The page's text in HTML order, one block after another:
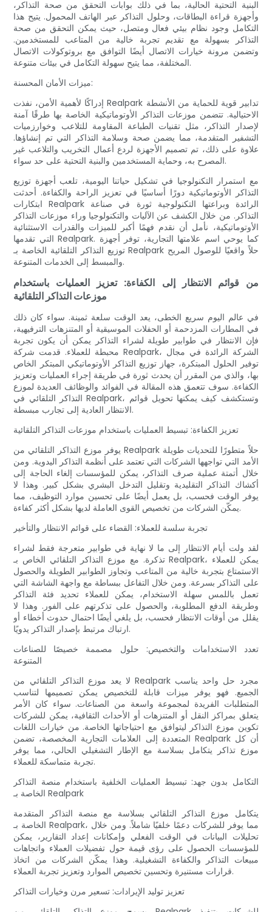
البنية التحتية الحالية، بما في ذلك بوابات التحقق من صحة التذاكر،
وأجهزة قراءة البطاقات، وحلول التذاكر عبر الهاتف المحمول. يتيح هذا
التكامل وجود نظام بيئي فعال ومتصل، حيث يمكن التحقق من صحة
التذاكر بسهولة مع تقديم تجربة خالية من المتاعب للمستخدمين.
وتضمن مرونة خيارات الاتصال أيضًا التوافق مع بروتوكولات الاتصال
المختلفة، مما يتيح سهولة التكامل في بيئات متنوعة.
ميزات الأمان المحسنة:
إدراكًا لأهمية الأمن، نفذت Realpark تدابير قوية للحماية من الأنشطة
الاحتيالية. تتضمن موزعات التذاكر الأوتوماتيكية الخاصة بها طرقًا آمنة
لإصدار التذاكر، مثل تقنيات الطباعة المقاومة للتلاعب وخوارزميات
التشفير المتقدمة، مما يضمن صحة وسلامة التذاكر التي تم إنشاؤها.
علاوة على ذلك، تم تصميم الأجهزة لردع أعمال التخريب والتلاعب غير
المصرح به، وحماية المستخدمين والبنية التحتية على حد سواء.
مع استمرار التكنولوجيا في تشكيل حياتنا اليومية، تلعب أجهزة توزيع
التذاكر الأوتوماتيكية دورًا أساسيًا في تعزيز الراحة والكفاءة. أحدثت
ابتكارات Realpark الرائدة وبراعتها التكنولوجية ثورة في صناعة
التذاكر. من خلال الكشف عن الآليات والتكنولوجيا وراء موزعات التذاكر
الأوتوماتيكية، نأمل أن نقدم فهمًا أكبر للميزات والقدرات الاستثنائية
التي تقدمها Realpark. كما يوحي اسم علامتها التجارية، توفر أجهزة
توزيع التذاكر التلقائية الخاصة بـ Realpark حلاً واقعيًا للوصول المريح
والمبسط إلى الخدمات المتنوعة.
من قوائم الانتظار إلى الكفاءة: تعزيز العمليات باستخدام
موزعات التذاكر التلقائية
في عالم اليوم سريع الخطى، يعد الوقت سلعة ثمينة. سواء كان ذلك
في المطارات المزدحمة أو الحفلات الموسيقية أو المتنزهات الترفيهية،
فإن الانتظار في طوابير طويلة لشراء التذاكر يمكن أن يكون تجربة
محبطة للعملاء. قدمت شركة Realpark، الشركة الرائدة في مجال
توفير الحلول المبتكرة، جهاز توزيع التذاكر الأوتوماتيكي المبتكر الخاص
بها، والذي من المقرر أن يحدث ثورة في طريقة إجراء العمليات وتعزيز
الكفاءة. سوف تتعمق هذه المقالة في الفوائد والوظائف العديدة لموزع
التذاكر التلقائي في Realpark، وتستكشف كيف يمكنها تحويل قوائم
الانتظار العادية إلى تجارب مبسطة.
تعزيز الكفاءة: تبسيط العمليات باستخدام موزعات التذاكر التلقائية
يوفر موزع التذاكر التلقائي من Realpark حلاً متطورًا للتحديات طويلة
الأمد التي تواجهها الشركات التي تعتمد على أنظمة التذاكر اليدوية. ومن
خلال أتمتة عملية صرف التذاكر، يمكن للمؤسسات إلغاء الحاجة إلى
أكشاك التذاكر التقليدية وتقليل التدخل البشري بشكل كبير. وهذا لا
يوفر الوقت فحسب، بل يعمل أيضًا على تحسين موارد التوظيف، مما
يمكّن الشركات من تخصيص القوى العاملة لديها بشكل أكثر كفاءة.
تجربة سلسة للعملاء: القضاء على قوائم الانتظار والتأخير
لقد ولت أيام الانتظار إلى ما لا نهاية في طوابير متعرجة فقط لشراء
تذكرة. مع موزع التذاكر التلقائي الخاص بـ Realpark، يمكن للعملاء
الاستمتاع بتجربة خالية من المتاعب وتجاوز الطوابير الطويلة والحصول
على التذاكر بسرعة. ومن خلال التفاعل ببساطة مع واجهة الشاشة التي
تعمل باللمس سهلة الاستخدام، يمكن للعملاء تحديد فئة التذاكر
وطريقة الدفع المطلوبة، والحصول على تذكرتهم على الفور. وهذا لا
يقلل من أوقات الانتظار فحسب، بل يلغي أيضًا احتمال حدوث أخطاء أو
ارتباك مرتبط بإصدار التذاكر يدويًا.
تعدد الاستخدامات والتخصيص: حلول مصممة خصيصًا للصناعات
المتنوعة
لا يعد موزع التذاكر التلقائي من Realpark مجرد حل واحد يناسب
الجميع. فهو يوفر ميزات قابلة للتخصيص يمكن تصميمها لتناسب
المتطلبات الفريدة لمجموعة واسعة من الصناعات. سواء كان الأمر
يتعلق بمراكز النقل أو المتنزهات أو الأحداث الثقافية، يمكن للشركات
تكوين موزع التذاكر ليتوافق مع احتياجاتها الخاصة. من خيارات اللغات
المتعددة إلى العلامات التجارية المخصصة، تضمن Realpark أن كل
موزع تذاكر يتكامل بسلاسة مع الإطار التشغيلي الحالي، مما يوفر
تجربة متماسكة للعملاء.
التكامل بدون جهد: تبسيط العمليات الخلفية باستخدام منصة التذاكر
الخاصة بـ Realpark
يتكامل موزع التذاكر التلقائي بسلاسة مع منصة التذاكر المتقدمة
الخاصة بـ Realpark، مما يوفر للشركات دعمًا خلفيًا شاملاً. ومن خلال
تحليلات البيانات في الوقت الفعلي وإمكانات إعداد التقارير، يمكن
للمؤسسات الحصول على رؤى قيمة حول تفضيلات العملاء واتجاهات
مبيعات التذاكر والكفاءة التشغيلية. وهذا يمكّن الشركات من اتخاذ
قرارات مستنيرة وتحسين تخصيص الموارد وتعزيز تجربة العملاء.
تعزيز توليد الإيرادات: تسعير مرن وخيارات التذاكر